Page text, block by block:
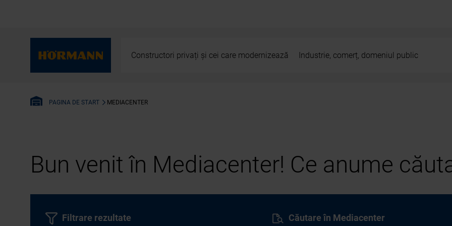
Constructori privați și cei care modernizează Industrie, comerț, domeniul public
PAGINA DE START MEDIACENTER
Bun venit în Mediacenter! Ce anume
Căutare în Mediacenter
Filtrare rezultate